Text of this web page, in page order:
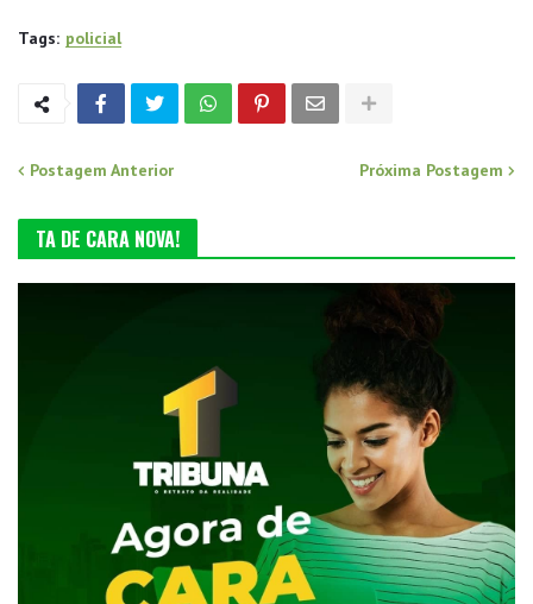
Tags: policial
Postagem Anterior Próxima Postagem
TA DE CARA NOVA!